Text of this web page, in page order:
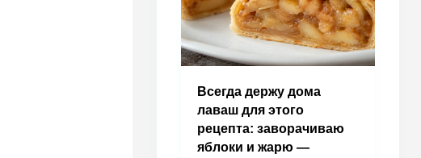
Всегда держу дома
лаваш для этого
рецепта: заворачиваю
яблоки и жарю —